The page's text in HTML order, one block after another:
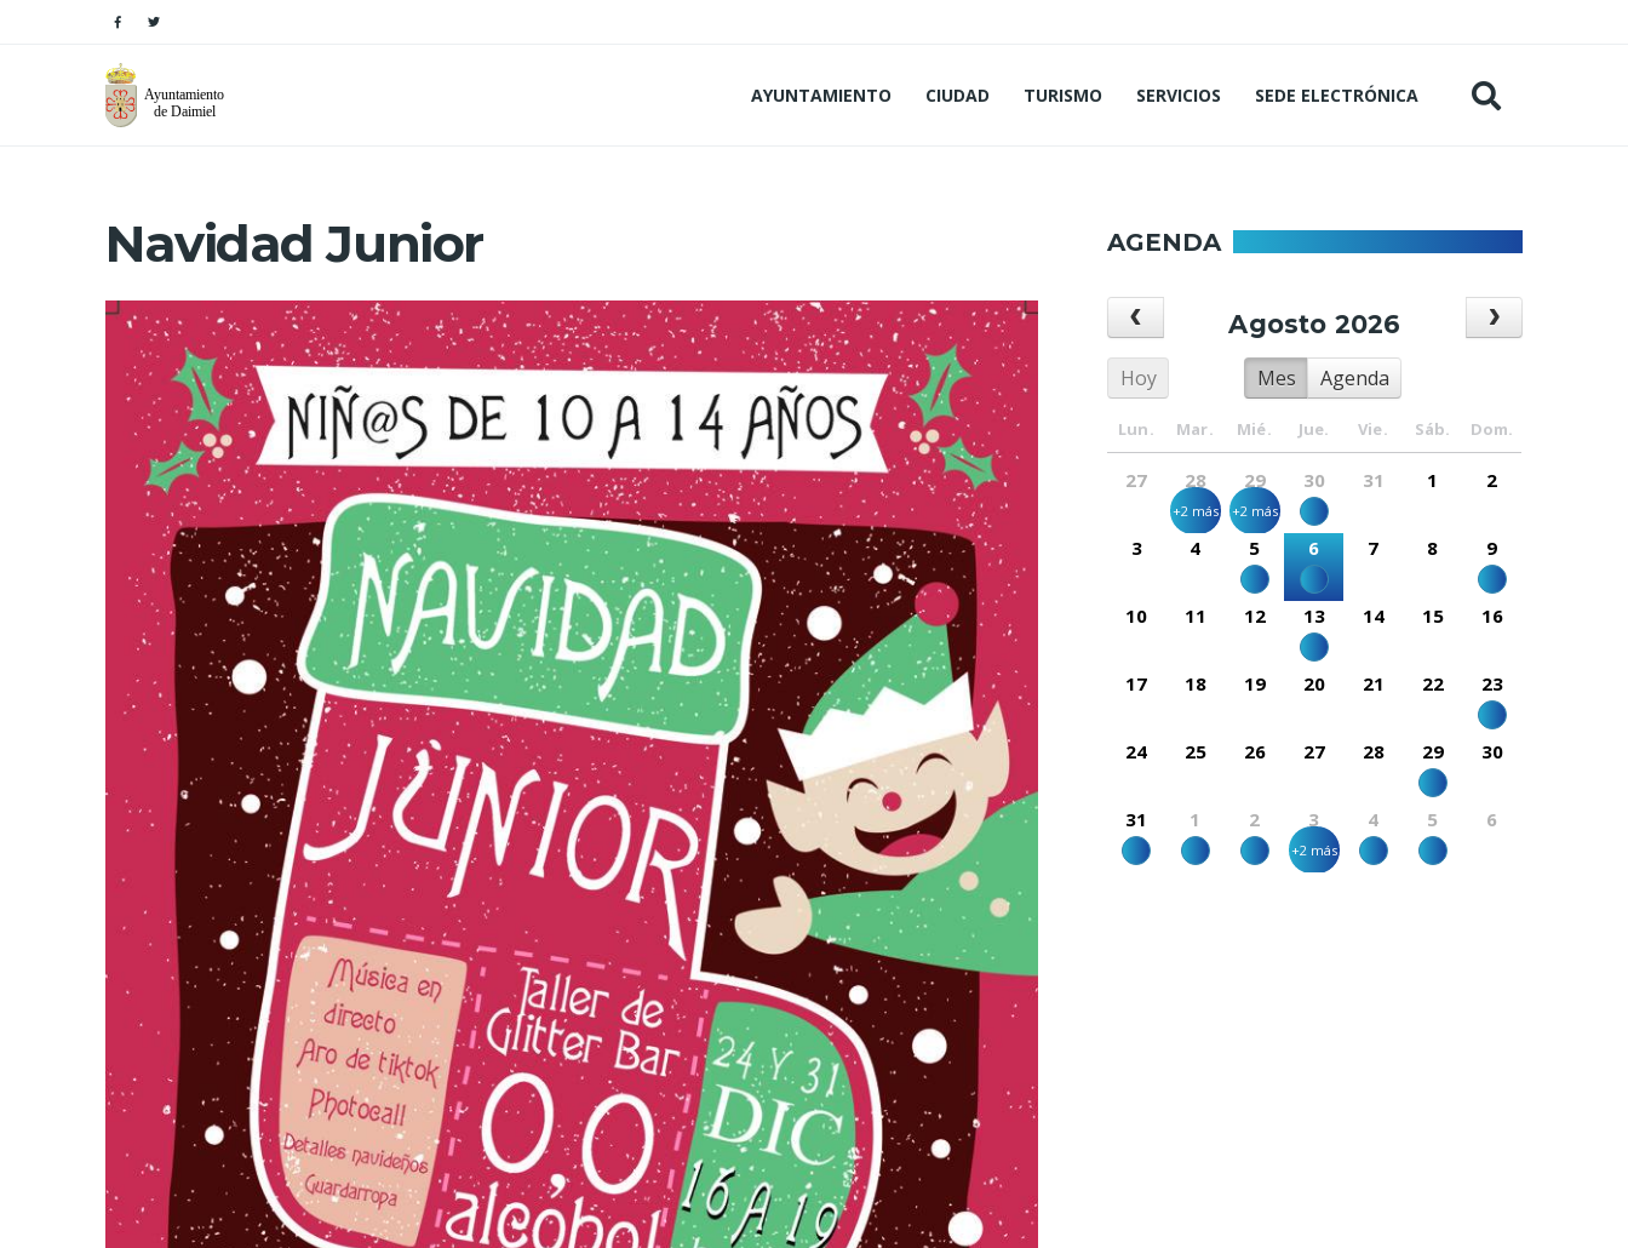
AYUNTAMIENTO CIUDAD TURISMO SERVICIOS SEDE ELECTRÓNICA
Navidad Junior AGENDA
Hoy Mes Agenda
Agosto 2026
Lun. Mar. Mié. Jue. Vie. Sáb. Dom.
27 28 29 30 31 1 2
+2 más +2 más
3 4 5 6 7 8 9
10 11 12 13 14 15 16
17 18 19 20 21 22 23
24 25 26 27 28 29 30
31 1 2 3 4 5 6
+2 más